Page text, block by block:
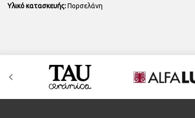
Υλικό κατασκευής:Πορσελάνη